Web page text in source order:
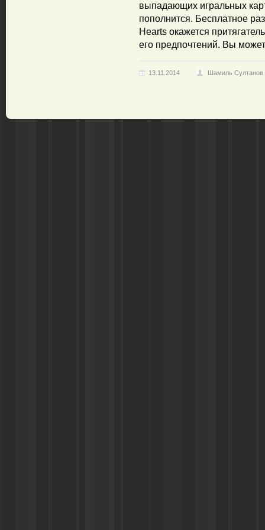
выпадающих игральных
пополнится. Бесплатное
Hearts окажется
его предпочтений. Вы
13.11.2014 Шамиль Султанов